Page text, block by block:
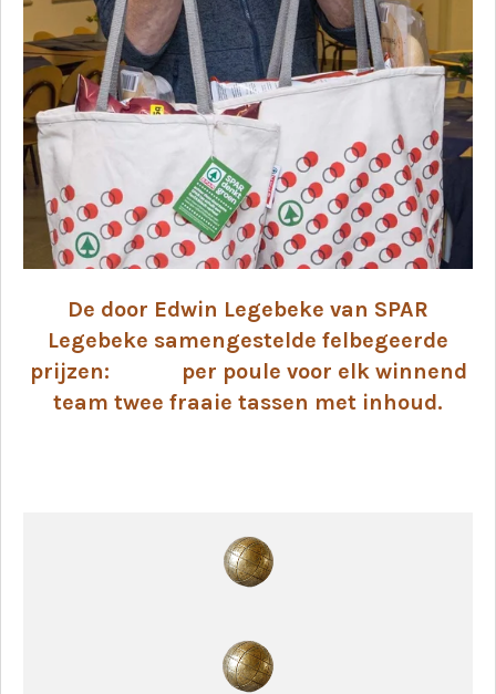
De door Edwin Legebeke van SPAR
Legebeke samengestelde felbegeerde
prijzen: per poule voor elk winnend
team twee fraaie tassen met inhoud.